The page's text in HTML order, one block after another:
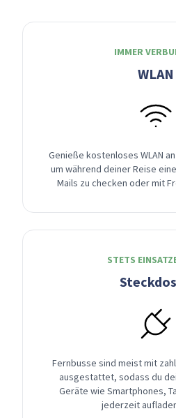
IMMER
WLAN
Genieße kostenloses WLAN
um während deiner Reise
Mails zu checken oder mit
STETS
Fernbusse sind meist mit
ausgestattet, sodass du
Geräte wie Smartphones,
jederzeit